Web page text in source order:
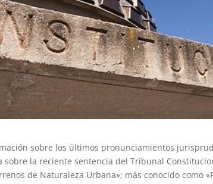
sobre los últimos pronunciamientos
la reciente sentencia del Tribunal
de Naturaleza Urbana»; más conocido como